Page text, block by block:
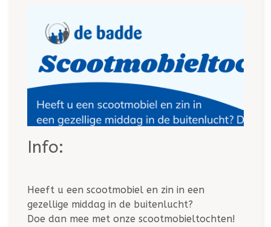
Info:
Heeft u een scootmobiel en zin in een
gezellige middag in de buitenlucht?
Doe dan mee met onze scootmobieltochten!